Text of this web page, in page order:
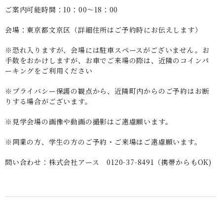
ご案内可能時間：10：00～18：00
会場：東京都文京区（詳細住所はご予約時にお伝えします）
※恐れ入りますが、会場には駐車スペースがございません。お
手数をおかけしますが、お車でご来場の際は、近隣のコインパ
ーキングをご利用ください
※プライバシー保護の観点から、近隣町内からのご予約はお断
りする場合がございます。
※見学会場の画像や動画の撮影はご遠慮願います。
※同業の方、学生の方のご予約・ご来場はご遠慮願います。
問い合わせ：株式会社アース 0120-37-8491（携帯からもOK)